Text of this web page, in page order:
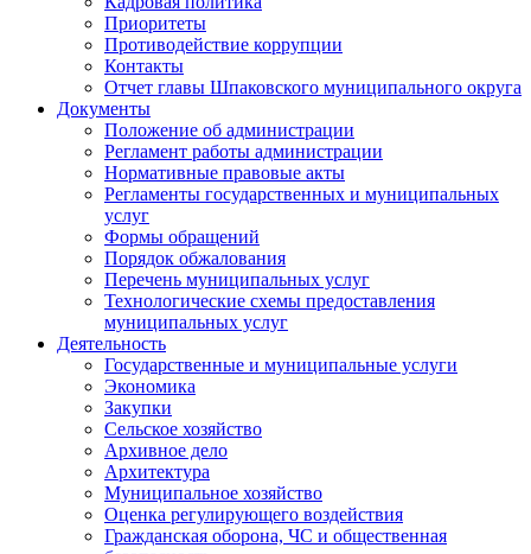
Приоритеты
Противодействие коррупции
Контакты
Отчет главы Шпаковского муниципального округа
Документы
Положение об администрации
Регламент работы администрации
Нормативные правовые акты
Регламенты государственных и муниципальных
услуг
Формы обращений
Порядок обжалования
Перечень муниципальных услуг
Технологические схемы предоставления
муниципальных услуг
Деятельность
Государственные и муниципальные услуги
Экономика
Закупки
Сельское хозяйство
Архивное дело
Архитектура
Муниципальное хозяйство
Оценка регулирующего воздействия
Гражданская оборона, ЧС и общественная